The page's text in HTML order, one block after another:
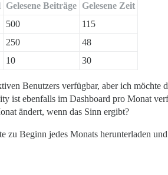
Gelesene Beiträge Gelesene Zeit
500
115
250
48
10 30
Benutzers verfügbar, aber ich
ist ebenfalls im Dashboard pro Monat
ändert, wenn das Sinn ergibt?
zu Beginn jedes Monats herunterladen